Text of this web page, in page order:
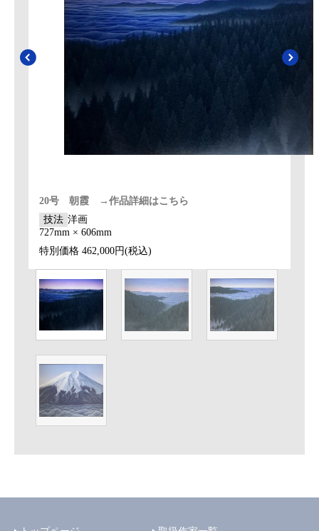
20号 朝霞 →作品詳細はこちら
技法 洋画
727mm × 606mm
特別価格 462,000円(税込)